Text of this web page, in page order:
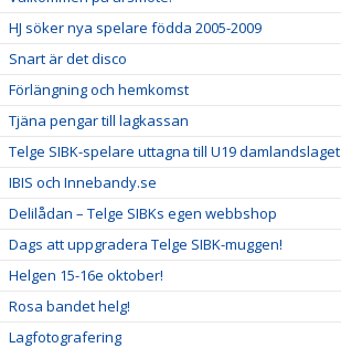
HJ söker nya spelare födda 2005-2009
Snart är det disco
Förlängning och hemkomst
Tjäna pengar till lagkassan
Telge SIBK-spelare uttagna till U19 damlandslaget
IBIS och Innebandy.se
Delilådan – Telge SIBKs egen webbshop
Dags att uppgradera Telge SIBK-muggen!
Helgen 15-16e oktober!
Rosa bandet helg!
Lagfotografering